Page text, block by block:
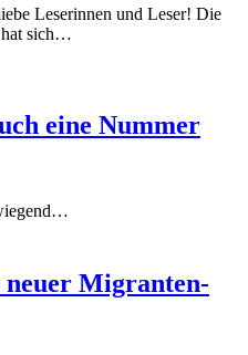
Leserinnen und Leser! Die
hat sich…
eine Nummer
neuer Migranten-